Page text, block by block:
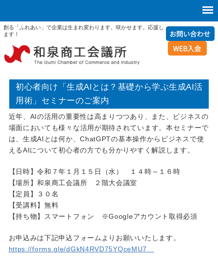
創る「ふれあい」で企業は生まれ変わります。咲かせます。応援し
ます！
初心者向け「生成AIとは？基礎から学ぶ生成AI活
用術」セミナーのご案内
近年、AIの活用の重要性は高まりつつあり、また、ビジネスの
場面においても様々な活用が期待されています。本セミナーで
は、生成AIとは何か、ChatGPTの基本操作からビジネスで使
えるAIについて初心者の方でも分かりやすく解説します。
【日時】令和７年１月１５日（水） １４時～１６時
【場所】和泉商工会議所 ２階大会議室
【定員】３０名
【受講料】無料
【持ち物】スマートフォン ※Googleアカウント取得必須
お申込みは下記申込フォームよりお願いいたします。
https://forms.gle/dGkN4RVD75YQceMU7